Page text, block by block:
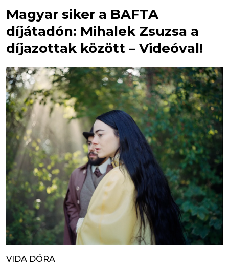
Magyar siker a BAFTA
díjátadón: Mihalek Zsuzsa a
díjazottak között – Videóval!
VIDA DÓRA